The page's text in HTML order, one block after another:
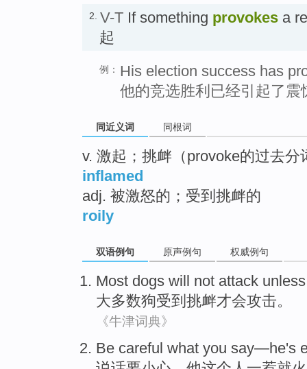
2. V-T If something provokes a
起
例： His election success has
他的竞选胜利已经引起了震
同近义词 同根词
v. 激起；挑衅（provoke的过去分
inflamed
adj. 被激怒的；受到挑衅的
roily
双语例句 原声例句 权威例句
Most dogs will not attack
大多数狗受到 挑衅才会攻击。
《牛津词典》
Be careful what you say—he's